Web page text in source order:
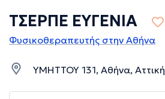
ΤΣΕΡΠΕ ΕΥΓΕΝΙΑ
Φυσικοθεραπευτής στην Αθήνα
ΥΜΗΤΤΟΥ 131, Αθήνα, Αττική